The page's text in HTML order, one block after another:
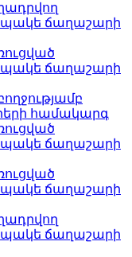
ճաղաշարի
ճաղաշարի
համակարգ
ճաղաշարի
ճաղաշարի
ճաղաշարի